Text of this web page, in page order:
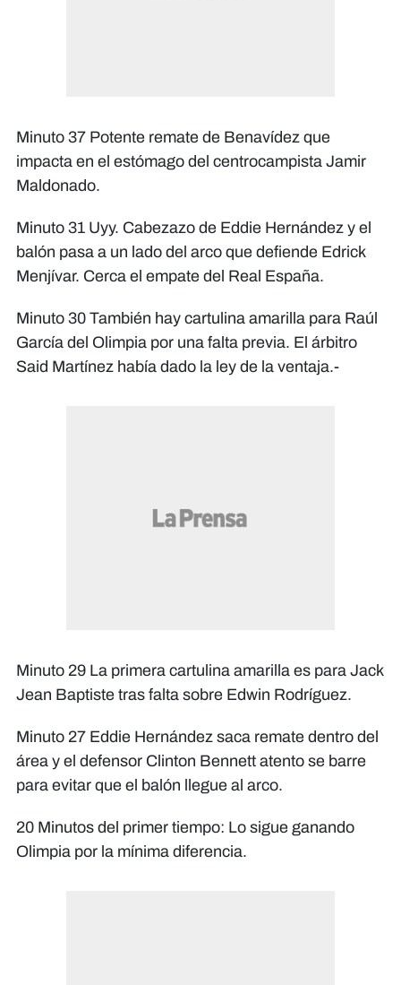
Minuto 37 Potente remate de Benavídez que
impacta en el estómago del centrocampista Jamir
Maldonado.​​​​​​
Minuto 31 Uyy. Cabezazo de Eddie Hernández y el
balón pasa a un lado del arco que defiende Edrick
Menjívar. Cerca el empate del Real España.​​​​​​
Minuto 30 También hay cartulina amarilla para Raúl
García del Olimpia por una falta previa. El árbitro
Said Martínez había dado la ley de la ventaja.-
Minuto 29 La primera cartulina amarilla es para Jack
Jean Baptiste tras falta sobre Edwin Rodríguez.
Minuto 27 Eddie Hernández saca remate dentro del
área y el defensor Clinton Bennett atento se barre
para evitar que el balón llegue al arco.
20 Minutos del primer tiempo: Lo sigue ganando
Olimpia por la mínima diferencia.